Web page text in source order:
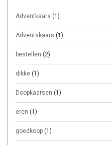
Adventkaars (1)
Adventskaars (1)
bestellen (2)
dikke (1)
Doopkaarsen (1)
eren (1)
goedkoop (1)